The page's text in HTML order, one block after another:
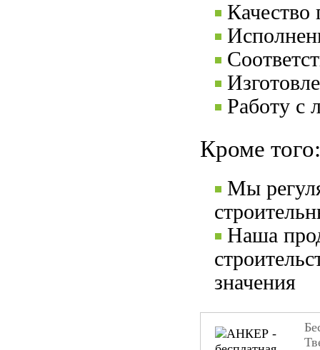
Качество
Работу с
Кроме того:
Мы
Наша
значения